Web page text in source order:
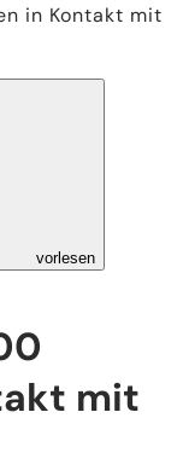
in Kontakt mit
vorlesen
mit